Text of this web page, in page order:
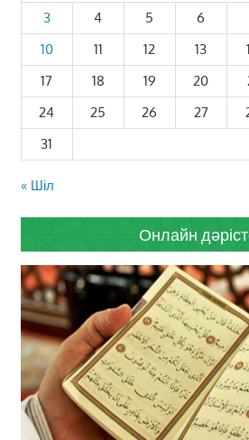
3
4 5 6
10
11 12 13
17
18 19 20
24
25 26 27
31
« Шіл
Онлайн